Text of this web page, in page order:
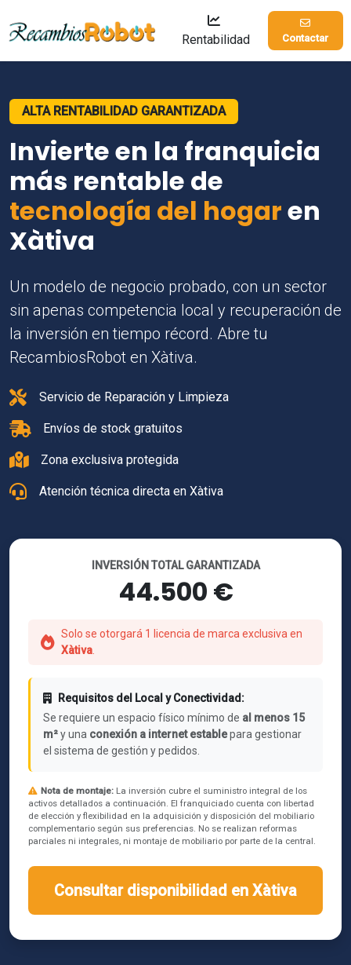
Rentabilidad Contactar
ALTA RENTABILIDAD GARANTIZADA
Invierte en la franquicia
más rentable de
tecnología del hogaren
Xàtiva
Un modelo de negocio probado, con un sector
sin apenas competencia local y recuperación de
la inversión en tiempo récord. Abre tu
RecambiosRobot en Xàtiva.
Servicio de Reparación y Limpieza
Envíos de stock gratuitos
Zona exclusiva protegida
Atención técnica directa en Xàtiva
INVERSIÓN TOTAL GARANTIZADA
44.500 €
Solo se otorgará 1 licencia de marca exclusiva en
Xàtiva
Requisitos del Local y Conectividad:
Se requiere un espacio físico mínimo de al menos 15
m²y una conexión a internet establepara gestionar
el sistema de gestión y pedidos.
Nota de montaje: La inversión cubre el suministro integral de los
activos detallados a continuación. El franquiciado cuenta con libertad
de elección y flexibilidad en la adquisición y disposición del mobiliario
complementario según sus preferencias. No se realizan reformas
parciales ni integrales, ni montaje de mobiliario por parte de la central.
Consultar disponibilidad en Xàtiva